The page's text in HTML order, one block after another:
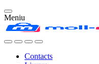
Meniu
Contacts